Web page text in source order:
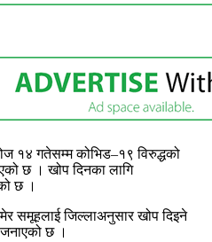
१४ गतेसम्म कोभिड–१९ विरुद्धको
छ । खोप दिनका लागि
छ ।
समूहलाई जिल्लाअनुसार खोप दिइने
छ ।